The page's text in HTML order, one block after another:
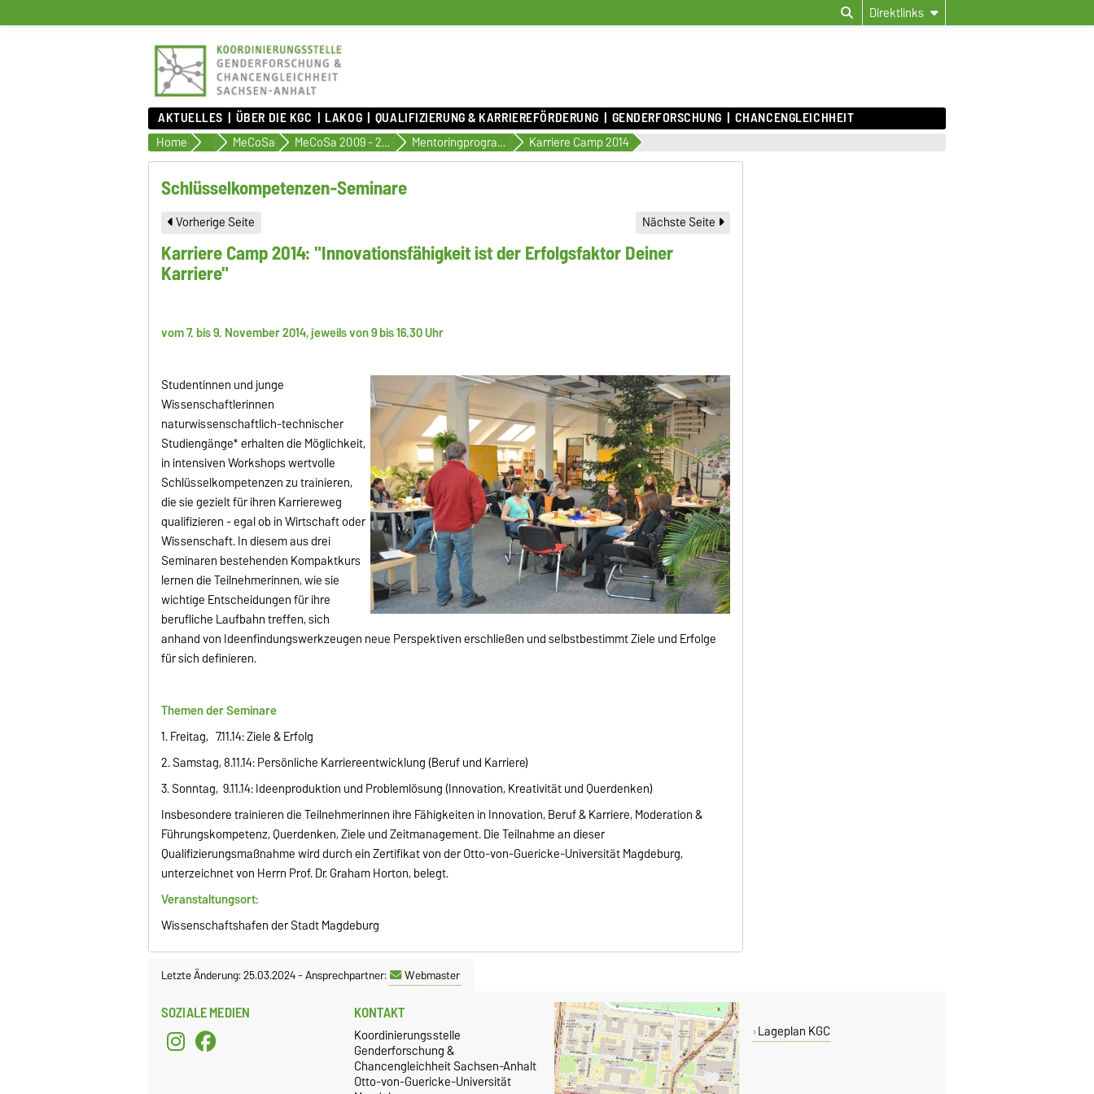
Direktlinks
AKTUELLES ÜBER DIE KGC LAKOG QUALIFIZIERUNG & KARRIEREFÖRDERUNG GENDERFORSCHUNG CHANCENGLEICHHEIT
Home Qualifizierung & Karriereförderung
MeCoSa MeCoSa 2009 - 2021: Rückblick Mentoringprogramm MeCoSa - 06/2009 bis 2014 Karriere Camp 2014
Schlüsselkompetenzen-Seminare
Vorherige Seite Nächste Seite
Karriere Camp 2014: "Innovationsfähigkeit ist der Erfolgsfaktor Deiner
Karriere"
vom 7. bis 9. November 2014, jeweils von 9 bis 16.30 Uhr
Studentinnen und junge
Wissenschaftlerinnen
naturwissenschaftlich-technischer
Studiengänge* erhalten die Möglichkeit,
in intensiven Workshops wertvolle
Schlüsselkompetenzen zu trainieren,
die sie gezielt für ihren Karriereweg
qualifizieren - egal ob in Wirtschaft oder
Wissenschaft. In diesem aus drei
Seminaren bestehenden Kompaktkurs
lernen die Teilnehmerinnen, wie sie
wichtige Entscheidungen für ihre
berufliche Laufbahn treffen, sich
anhand von Ideenfindungswerkzeugen neue Perspektiven erschließen und selbstbestimmt Ziele und Erfolge
für sich definieren.
Themen der Seminare
1. Freitag, 7.11.14: Ziele & Erfolg
2. Samstag, 8.11.14: Persönliche Karriereentwicklung (Beruf und Karriere)
3. Sonntag, 9.11.14: Ideenproduktion und Problemlösung (Innovation, Kreativität und Querdenken)
Insbesondere trainieren die Teilnehmerinnen ihre Fähigkeiten in Innovation, Beruf & Karriere, Moderation &
Führungskompetenz, Querdenken, Ziele und Zeitmanagement. Die Teilnahme an dieser
Qualifizierungsmaßnahme wird durch ein Zertifikat von der Otto-von-Guericke-Universität Magdeburg,
unterzeichnet von Herrn Prof. Dr. Graham Horton, belegt.
Veranstaltungsort:
Wissenschaftshafen der Stadt Magdeburg
Letzte Änderung: 25.03.2024-Ansprechpartner: Webmaster
SOZIALE MEDIEN KONTAKT
Koordinierungsstelle
Genderforschung &
Chancengleichheit Sachsen-Anhalt
Otto-von-Guericke-Universität
Lageplan KGC